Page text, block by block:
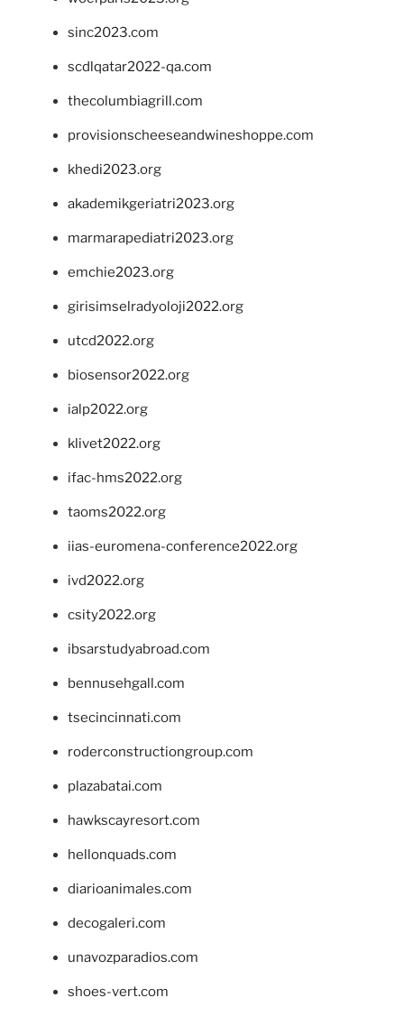
sinc2023.com
scdlqatar2022-qa.com
thecolumbiagrill.com
provisionscheeseandwineshoppe.com
khedi2023.org
akademikgeriatri2023.org
marmarapediatri2023.org
emchie2023.org
girisimselradyoloji2022.org
utcd2022.org
biosensor2022.org
ialp2022.org
klivet2022.org
ifac-hms2022.org
taoms2022.org
iias-euromena-conference2022.org
ivd2022.org
csity2022.org
ibsarstudyabroad.com
bennusehgall.com
tsecincinnati.com
roderconstructiongroup.com
plazabatai.com
hawkscayresort.com
hellonquads.com
diarioanimales.com
decogaleri.com
unavozparadios.com
shoes-vert.com